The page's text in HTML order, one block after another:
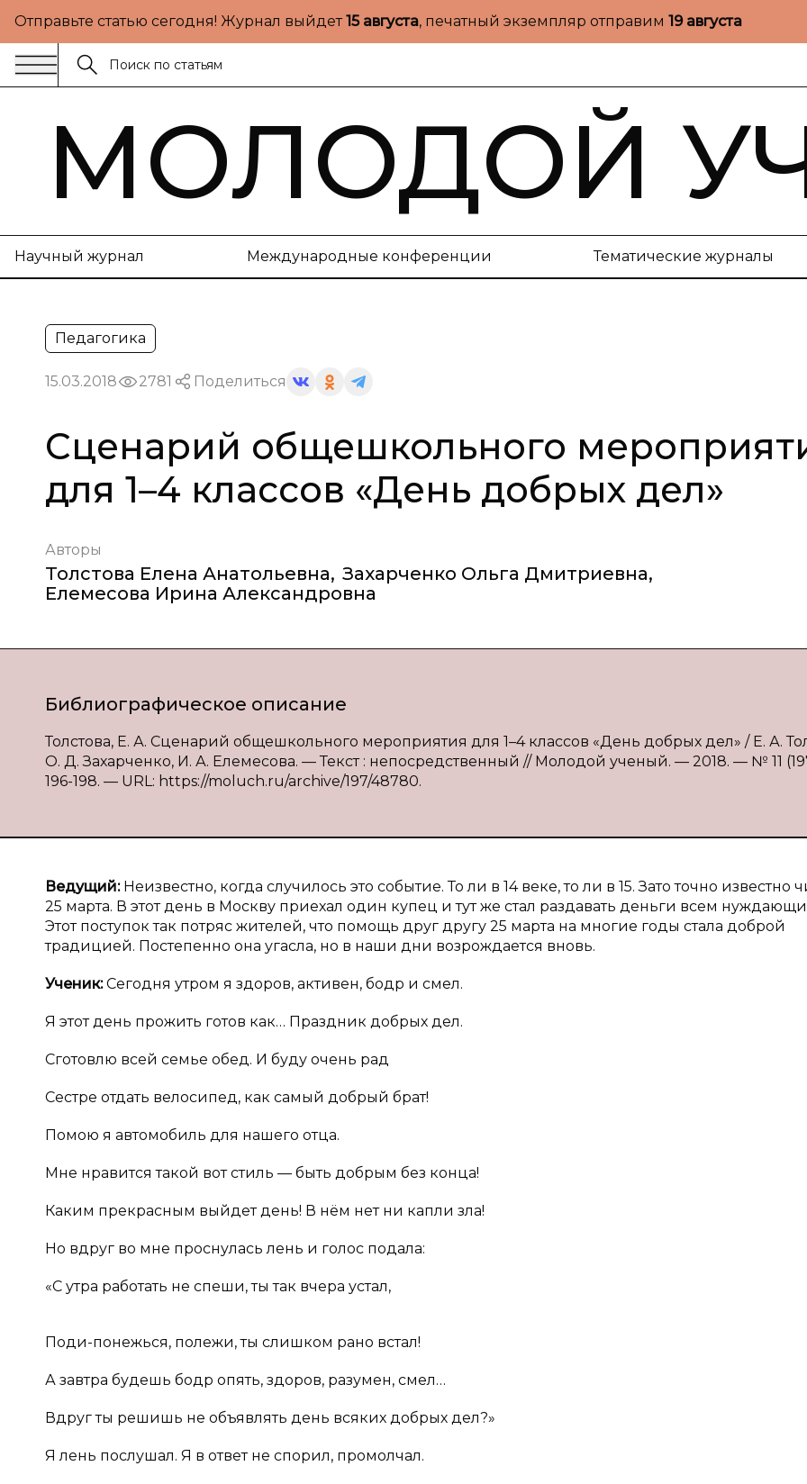
Отправьте статью сегодня! Журнал выйдет15 августа, печатный экземпляр отправим 19 августа
МОЛОДОЙ
Научный журнал Международные конференции Тематические журналы
Педагогика
15.03.2018 2781 Поделиться
Сценарий общешкольного
для 1–4 классов «День добрых дел»
Авторы
Толстова Елена Анатольевна, Захарченко Ольга Дмитриевна,
Елемесова Ирина Александровна
Библиографическое описание
Толстова, Е. А. Сценарий общешкольного мероприятия для 1–4 классов «День добрых дел» / Е. А.
О. Д. Захарченко, И. А. Елемесова. — Текст : непосредственный // Молодой ученый. — 2018. — № 11
196-198. — URL: https://moluch.ru/archive/197/48780.
Ведущий:Неизвестно, когда случилось это событие. То ли в 14 веке, то ли в 15. Зато точно известно
25 марта. В этот день в Москву приехал один купец и тут же стал раздавать деньги всем
Этот поступок так потряс жителей, что помощь друг другу 25 марта на многие годы стала доброй
традицией. Постепенно она угасла, но в наши дни возрождается вновь.
Ученик:Сегодня утром я здоров, активен, бодр и смел.
Я этот день прожить готов как… Праздник добрых дел.
Сготовлю всей семье обед. И буду очень рад
Сестре отдать велосипед, как самый добрый брат!
Помою я автомобиль для нашего отца.
Мне нравится такой вот стиль — быть добрым без конца!
Каким прекрасным выйдет день! В нём нет ни капли зла!
Но вдруг во мне проснулась лень и голос подала:
«С утра работать не спеши, ты так вчера устал,
Поди-понежься, полежи, ты слишком рано встал!
А завтра будешь бодр опять, здоров, разумен, смел…
Вдруг ты решишь не объявлять день всяких добрых дел?»
Я лень послушал. Я в ответ не спорил, промолчал.